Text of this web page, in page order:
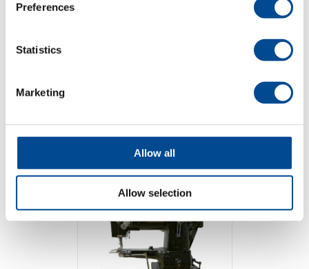
Preferences
Statistics
Marketing
Allow all
Allow selection
Detaljer